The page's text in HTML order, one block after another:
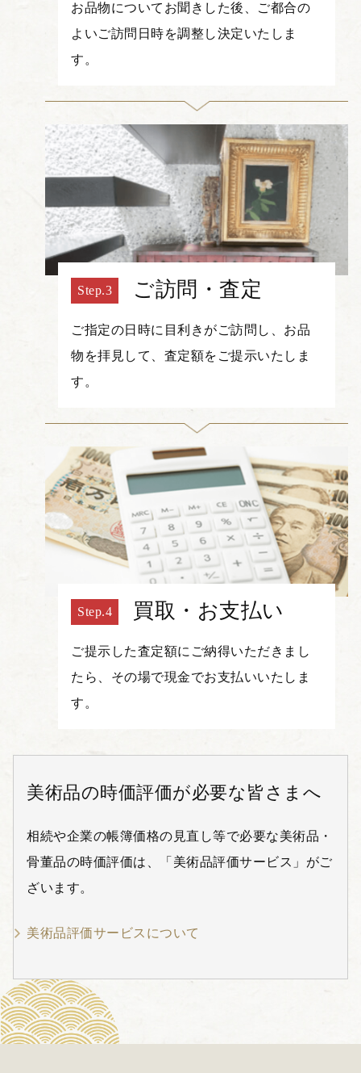
お品物についてお聞きした後、ご都合の
よいご訪問日時を調整し決定いたしま
す。
ご訪問・査定
ご指定の日時に目利きがご訪問し、お品
物を拝見して、査定額をご提示いたしま
す。
買取・お支払い
ご提示した査定額にご納得いただきまし
たら、その場で現金でお支払いいたしま
す。
美術品の時価評価が必要な皆さまへ
相続や企業の帳簿価格の見直し等で必要な美術品・
骨董品の時価評価は、「美術品評価サービス」がご
ざいます。
美術品評価サービスについて